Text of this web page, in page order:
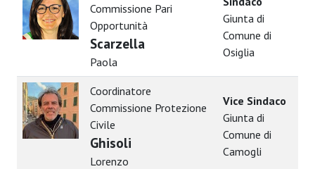
Commissione Pari
Opportunità
Scarzella
Paola
Giunta di
Comune di
Osiglia
Coordinatore
Commissione Protezione
Civile
Ghisoli
Lorenzo
Vice Sindaco
Giunta di
Comune di
Camogli